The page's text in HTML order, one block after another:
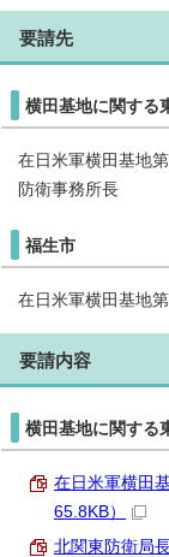
要請先
横田基地に関する
在日米軍横田基地
防衛事務所長
福生市
在日米軍横田基地
要請内容
横田基地に関する
在日米軍横田
65.8KB）
北関東防衛局